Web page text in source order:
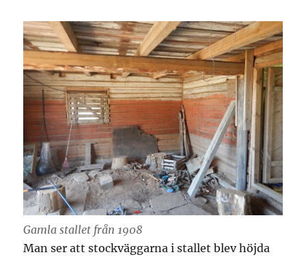
Gamla stallet från 1908
Man ser att stockväggarna i stallet blev höjda